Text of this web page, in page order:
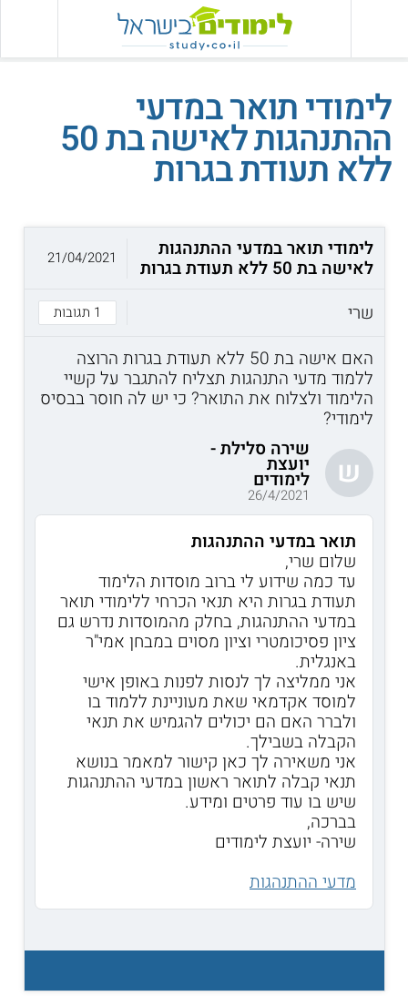
לימודי תואר במדעי
ההתנהגות לאישה בת 50
ללא תעודת בגרות
לימודי תואר במדעי ההתנהגות
לאישה בת 50 ללא תעודת בגרות
שרי
1 תגובות
21/04/2021
האם אישה בת 50 ללא תעודת בגרות הרוצה
ללמוד מדעי התנהגות תצליח להתגבר על קשיי
הלימוד ולצלוח את התואר? כי יש לה חוסר בבסיס
לימודי?
ש
שירה סלילת -
יועצת
לימודים
26/4/2021
תואר במדעי ההתנהגות
שלום שרי,
עד כמה שידוע לי ברוב מוסדות הלימוד
תעודת בגרות היא תנאי הכרחי ללימודי תואר
במדעי ההתנהגות, בחלק מהמוסדות נדרש גם
ציון פסיכומטרי וציון מסוים במבחן אמי"ר
באנגלית.
אני ממליצה לך לנסות לפנות באופן אישי
למוסד אקדמאי שאת מעוניינת ללמוד בו
ולברר האם הם יכולים להגמיש את תנאי
הקבלה בשבילך.
אני משאירה לך כאן קישור למאמר בנושא
תנאי קבלה לתואר ראשון במדעי ההתנהגות
שיש בו עוד פרטים ומידע.
בברכה,
שירה- יועצת לימודים
מדעי ההתנהגות